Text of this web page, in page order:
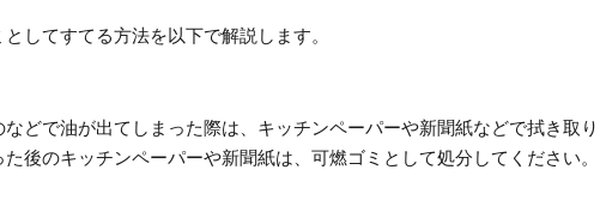
してすてる方法を以下で解説します。
どで油が出てしまった際は、キッチンペーパーや新聞紙などで拭き取り
後のキッチンペーパーや新聞紙は、可燃ゴミとして処分してください。